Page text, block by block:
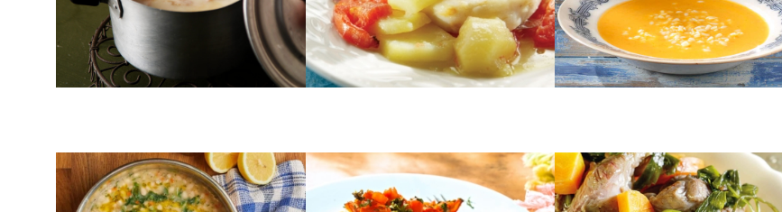
Φασολάδα άσπρη
ΟΣΠΡΙΑ
Ροφός στο φούρνο
ΨΑΡΙΑ
Χοιρινό µε σέλινο
ΚΡΕΑΣ